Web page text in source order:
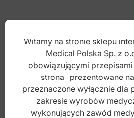
Witamy na stronie sklepu
Medical Polska Sp. z
obowiązującymi przepisami
strona i prezentowane
przeznaczone wyłącznie dla
zakresie wyrobów
wykonujących zawód